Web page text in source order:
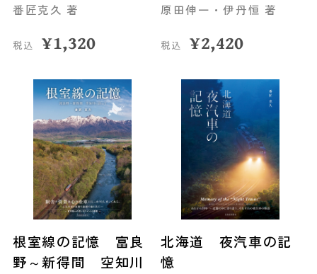
番匠克久 著
税込 ¥1,320
原田伸一・伊丹恒 著
税込 ¥2,420
根室線の記憶 富良
野～新得間 空知川
北海道 夜汽車の記
憶